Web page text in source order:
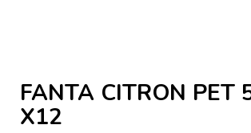
FANTA CITRON PET
X12